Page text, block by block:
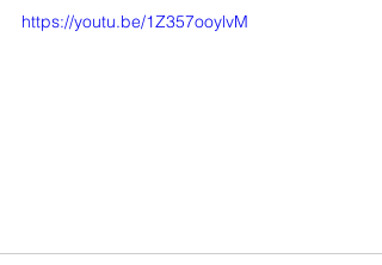
https://youtu.be/1Z357ooylvM